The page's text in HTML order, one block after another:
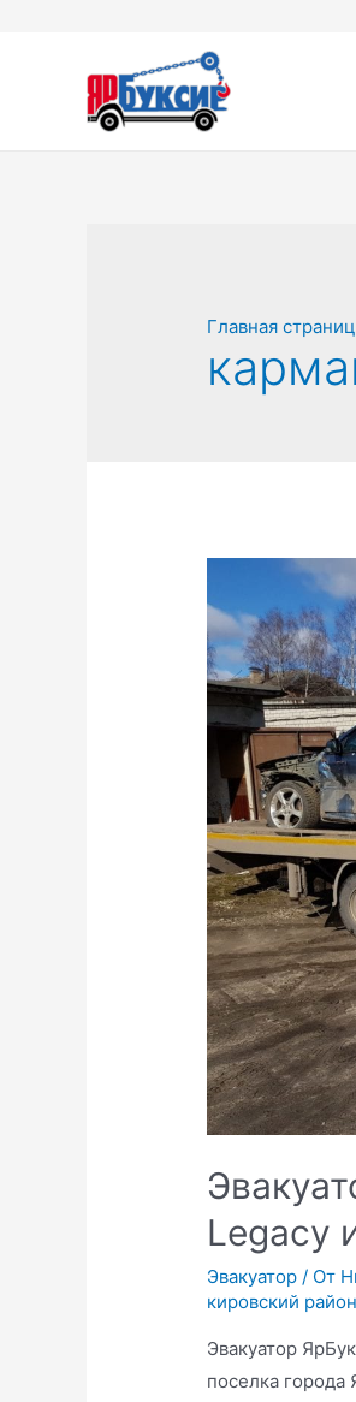
содержимому
Главная
Legacy
Эвакуатор / От
кировский район
Эвакуатор
поселка